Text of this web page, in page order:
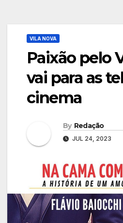
VILA NOVA
Paixão pelo
vai para as
cinema
By Redação
JUL 24, 2023